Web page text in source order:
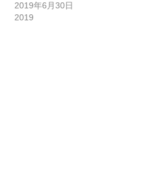
2019年6月30日
2019